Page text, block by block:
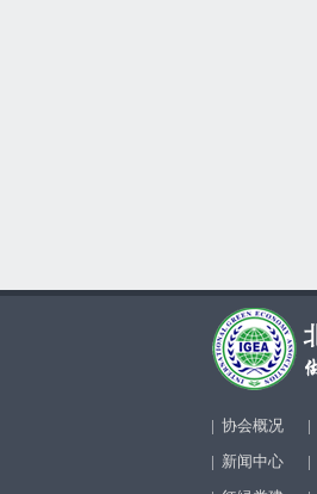
| 协会概况
| 新闻中心
|
|